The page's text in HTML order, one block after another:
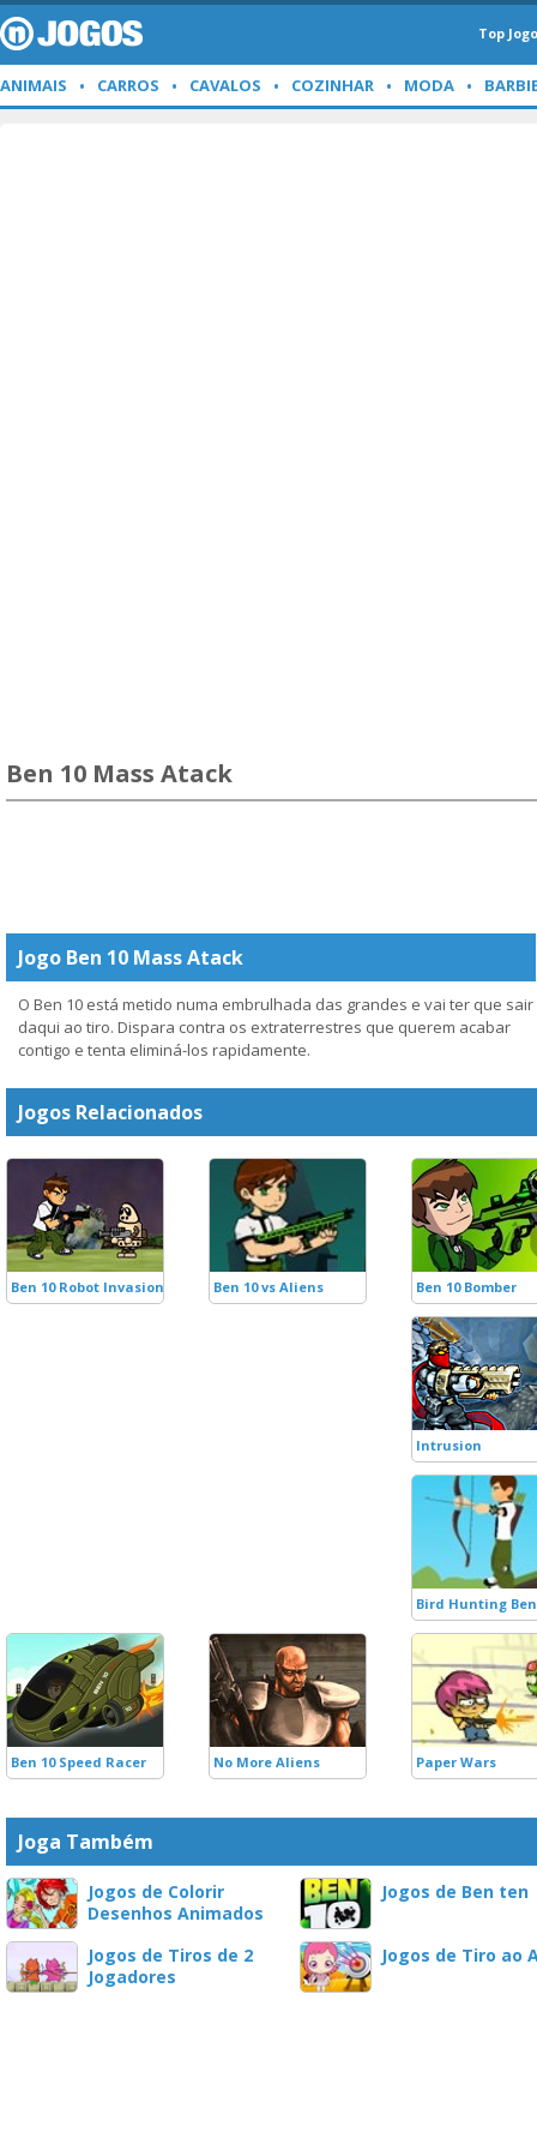
Top
ANIMAIS CARROS CAVALOS COZINHAR MODA
Ben 10 Mass Atack
Jogo Ben 10 Mass Atack
O Ben 10 está metido numa embrulhada das grandes e vai ter que sair
daqui ao tiro. Dispara contra os extraterrestres que querem acabar
contigo e tenta eliminá-los rapidamente.
Jogos Relacionados
Ben 10 Robot Invasion Ben 10 vs Aliens Ben 10 Bomber
Intrusion
Bird Hunting Ben
Ben 10 Speed Racer No More Aliens Paper Wars
Joga Também
Jogos de Colorir
Desenhos Animados
Jogos de Ben ten
Jogos de Tiros de 2
Jogadores
Jogos de Tiro ao